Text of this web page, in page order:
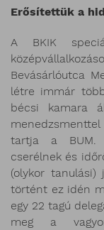
Erősítettük a
A BKIK
Bevásárlóutca
létre immár
bécsi kamara
tartja a BUM.
cserélnek és
(olykor tanulási)
történt ez idén
egy 22 tagú
meg a